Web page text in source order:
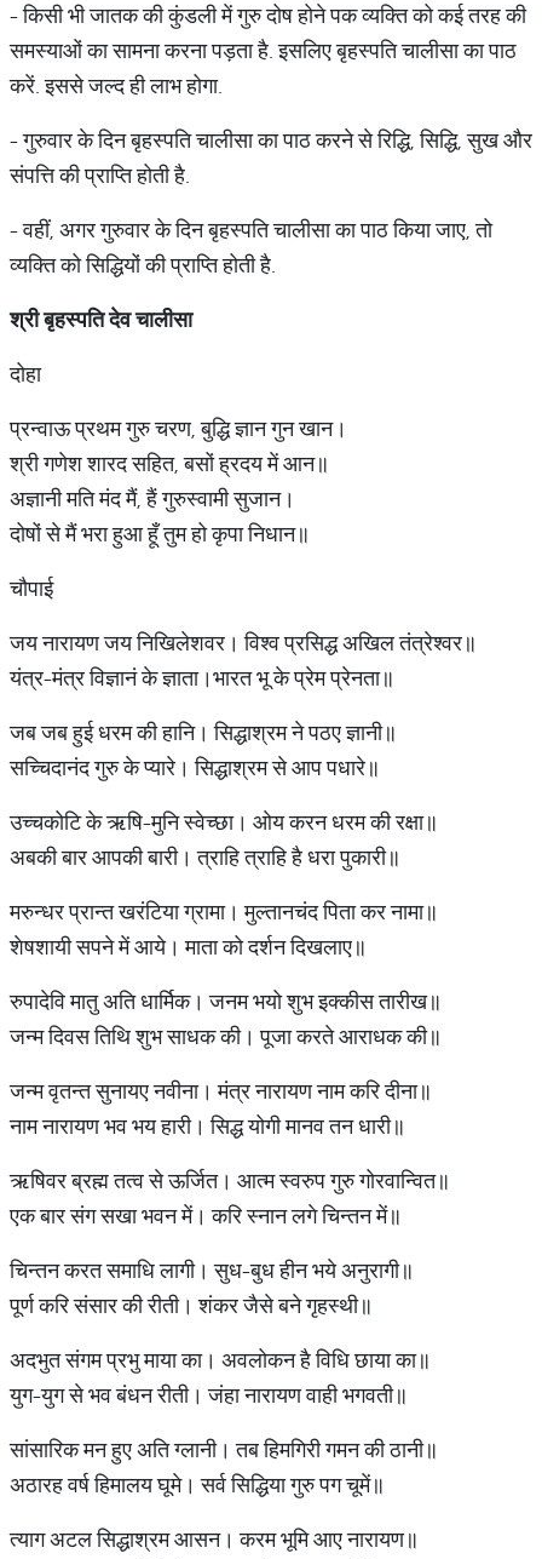
- किसी भी जातक की कुंडली में गुरु दोष होने पक व्यक्ति को कई तरह की
समस्याओं का सामना करना पड़ता है. इसलिए बृहस्पति चालीसा का पाठ
करें. इससे जल्द ही लाभ होगा.
- गुरुवार के दिन बृहस्पति चालीसा का पाठ करने से रिद्धि, सिद्धि, सुख और
संपत्ति की प्राप्ति होती है.
- वहीं, अगर गुरुवार के दिन बृहस्पति चालीसा का पाठ किया जाए, तो
व्यक्ति को सिद्धियों की प्राप्ति होती है.
श्रीबृहस्पतिदेवचालीसा
दोहा
प्रन्वाऊ प्रथम गुरु चरण, बुद्धि ज्ञान गुन खान।
श्री गणेश शारद सहित, बसों ह्रदय में आन॥
अज्ञानी मति मंद मैं, हैं गुरुस्वामी सुजान।
दोषों से मैं भरा हुआ हूँ तुम हो कृपा निधान॥
चौपाई
जय नारायण जय निखिलेशवर। विश्व प्रसिद्ध अखिल तंत्रेश्वर॥
यंत्र-मंत्र विज्ञानं के ज्ञाता।भारत भू के प्रेम प्रेनता॥
जब जब हुई धरम की हानि। सिद्धाश्रम ने पठए ज्ञानी॥
सच्चिदानंद गुरु के प्यारे। सिद्धाश्रम से आप पधारे॥
उच्चकोटि के ऋषि-मुनि स्वेच्छा। ओय करन धरम की रक्षा॥
अबकी बार आपकी बारी। त्राहि त्राहि है धरा पुकारी॥
मरुन्धर प्रान्त खरंटिया ग्रामा। मुल्तानचंद पिता कर नामा॥
शेषशायी सपने में आये। माता को दर्शन दिखलाए॥
रुपादेवि मातु अति धार्मिक। जनम भयो शुभ इक्कीस तारीख॥
जन्म दिवस तिथि शुभ साधक की। पूजा करते आराधक की॥
जन्म वृतन्त सुनायए नवीना। मंत्र नारायण नाम करि दीना॥
नाम नारायण भव भय हारी। सिद्ध योगी मानव तन धारी॥
ऋषिवर ब्रह्म तत्व से ऊर्जित। आत्म स्वरुप गुरु गोरवान्वित॥
एक बार संग सखा भवन में। करि स्नान लगे चिन्तन में॥
चिन्तन करत समाधि लागी। सुध-बुध हीन भये अनुरागी॥
पूर्ण करि संसार की रीती। शंकर जैसे बने गृहस्थी॥
अदभुत संगम प्रभु माया का। अवलोकन है विधि छाया का॥
युग-युग से भव बंधन रीती। जंहा नारायण वाही भगवती॥
सांसारिक मन हुए अति ग्लानी। तब हिमगिरी गमन की ठानी॥
अठारह वर्ष हिमालय घूमे। सर्व सिद्धिया गुरु पग चूमें॥
त्याग अटल सिद्धाश्रम आसन। करम भूमि आए नारायण॥